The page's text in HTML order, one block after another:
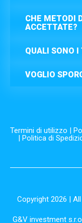
CHE METODI
ACCETTATE?
QUALI SONO
VOGLIO
Termini di utilizzo |
| Politica di
Copyright 2026 |
G&V investment